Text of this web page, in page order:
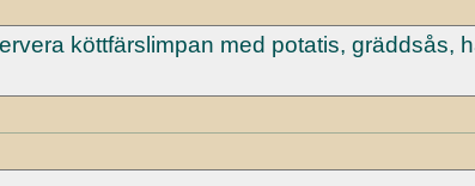
köttfärslimpan med potatis, gräddsås,